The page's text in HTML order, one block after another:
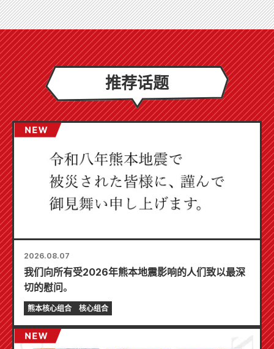
推荐话题
2026.08.07
我们向所有受2026年熊本地震影响的人们致以最深
切的慰问。
熊本核心组合 核心组合